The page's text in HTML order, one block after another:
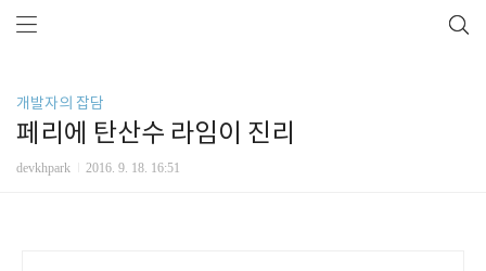
개발자의 잡담
페리에 탄산수 라임이 진리
devkhpark 2016. 9. 18. 16:51